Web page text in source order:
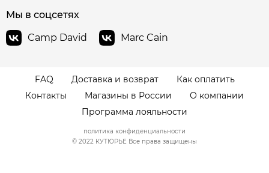
Мы в соцсетях
Camp David
Marc Cain
FAQ Доставка и возврат
Как оплатить
Контакты
Магазины в России
О компании
Программа лояльности
© 2022 КУТЮРЬЕ Все права защищены
политика конфиденциальности